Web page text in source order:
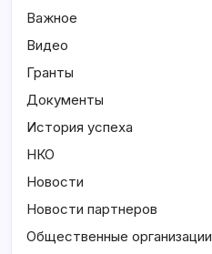
Важное
Видео
Гранты
Документы
История успеха
НКО
Новости
Новости партнеров
Общественные организации